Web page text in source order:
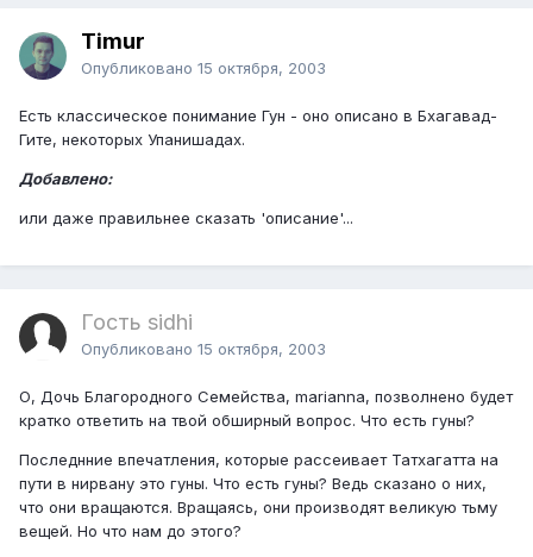
Timur
Опубликовано 15 октября, 2003
Есть классическое понимание Гун - оно описано в Бхагавад-
Гите, некоторых Упанишадах.
Добавлено:
или даже правильнее сказать 'описание'...
Гость sidhi
Опубликовано 15 октября, 2003
О, Дочь Благородного Семейства, marianna, позволнено будет
кратко ответить на твой обширный вопрос. Что есть гуны?
Последнние впечатления, которые рассеивает Татхагатта на
пути в нирвану это гуны. Что есть гуны? Ведь сказано о них,
что они вращаются. Вращаясь, они производят великую тьму
вещей. Но что нам до этого?